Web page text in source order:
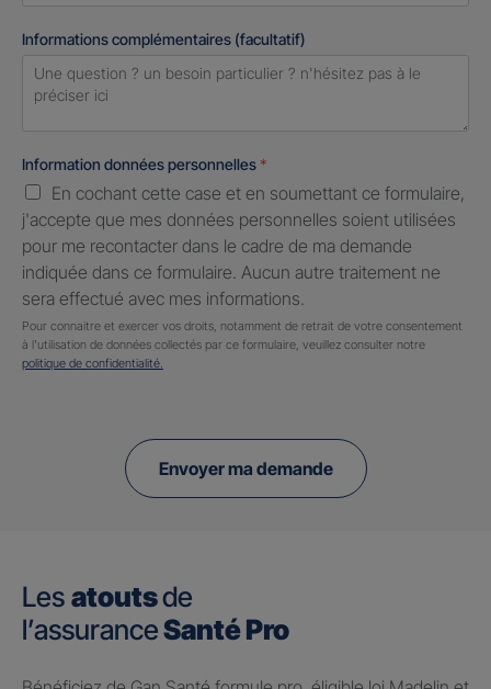
Informations complémentaires (facultatif)
Information données personnelles *
En cochant cette case et en soumettant ce formulaire,
j'accepte que mes données personnelles soient utilisées
pour me recontacter dans le cadre de ma demande
indiquée dans ce formulaire. Aucun autre traitement ne
sera effectué avec mes informations.
Pour connaitre et exercer vos droits, notamment de retrait de votre consentement
à l'utilisation de données collectés par ce formulaire, veuillez consulter notre
politique de confidentialité.
Envoyer ma demande
Les atoutsde
l’assuranceSanté Pro